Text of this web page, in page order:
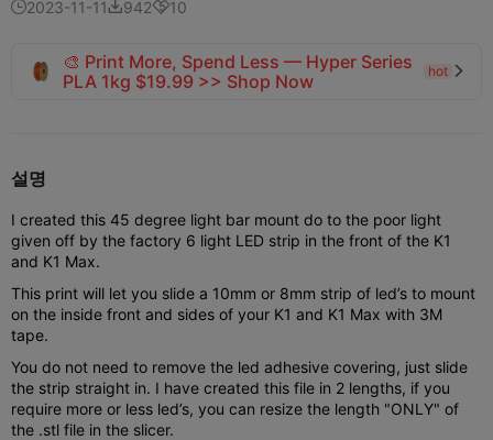
2023-11-1194210
🎨 Print More, Spend Less — Hyper Series
PLA 1kg $19.99 >> Shop Now
hot 
설명
I created this 45 degree light bar mount do to the poor light
given off by the factory 6 light LED strip in the front of the K1
and K1 Max.
This print will let you slide a 10mm or 8mm strip of led’s to mount
on the inside front and sides of your K1 and K1 Max with 3M
tape.
You do not need to remove the led adhesive covering, just slide
the strip straight in. I have created this file in 2 lengths, if you
require more or less led’s, you can resize the length "ONLY" of
the .stl file in the slicer.